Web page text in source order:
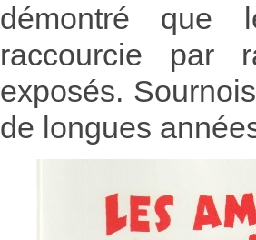
démontré que
raccourcie par
exposés.
de longues